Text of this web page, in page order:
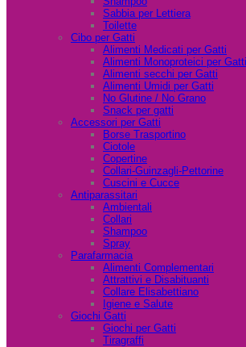
Sabbia per Lettiera
Toilette
Cibo per Gatti
Alimenti Medicati per Gatti
Alimenti Monoproteici per Gatti
Alimenti secchi per Gatti
Alimenti Umidi per Gatti
No Glutine / No Grano
Snack per gatti
Accessori per Gatti
Borse Trasportino
Ciotole
Copertine
Collari-Guinzagli-Pettorine
Cuscini e Cucce
Antiparassitari
Ambientali
Collari
Shampoo
Spray
Parafarmacia
Alimenti Complementari
Attrattivi e Disabituanti
Collare Elisabettiano
Igiene e Salute
Giochi Gatti
Giochi per Gatti
Tiragraffi